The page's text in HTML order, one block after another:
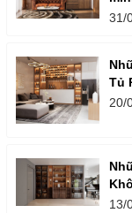
31/
Tủ
20/
13/